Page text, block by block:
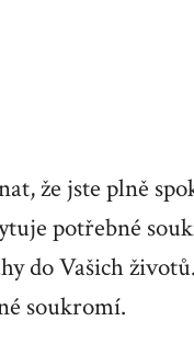
že jste plně
potřebné
do Vašich
soukromí.